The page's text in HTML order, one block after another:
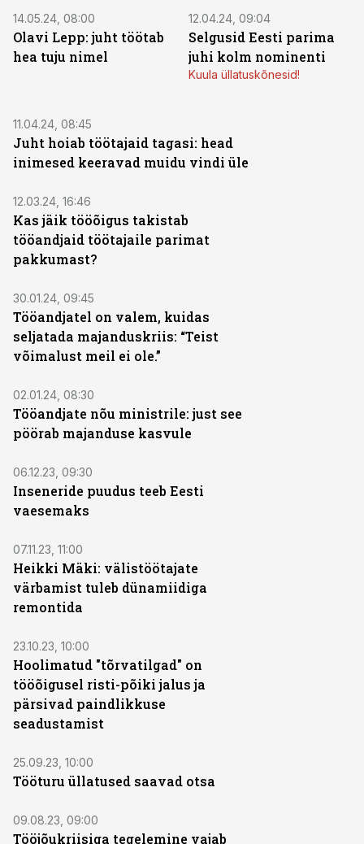
14.05.24, 08:00
Olavi Lepp: juht töötab
hea tuju nimel
12.04.24, 09:04
Selgusid Eesti parima
juhi kolm nominenti
Kuula üllatuskõnesid!
11.04.24, 08:45
Juht hoiab töötajaid tagasi: head
inimesed keeravad muidu vindi üle
12.03.24, 16:46
Kas jäik tööõigus takistab
tööandjaid töötajaile parimat
pakkumast?
30.01.24, 09:45
Tööandjatel on valem, kuidas
seljatada majanduskriis: “Teist
võimalust meil ei ole.”
02.01.24, 08:30
Tööandjate nõu ministrile: just see
pöörab majanduse kasvule
06.12.23, 09:30
Inseneride puudus teeb Eesti
vaesemaks
07.11.23, 11:00
Heikki Mäki: välistöötajate
värbamist tuleb dünamiidiga
remontida
23.10.23, 10:00
Hoolimatud "tõrvatilgad" on
tööõigusel risti-põiki jalus ja
pärsivad paindlikkuse
seadustamist
25.09.23, 10:00
Tööturu üllatused saavad otsa
09.08.23, 09:00
Tööjõukriisiga tegelemine vajab